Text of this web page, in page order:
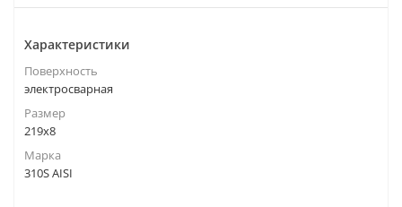
Характеристики
Поверхность
электросварная
Размер
219х8
Марка
310S AISI